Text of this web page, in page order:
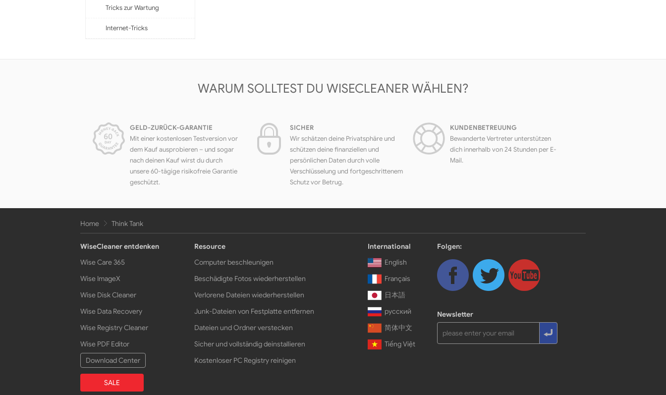
Tricks zur Wartung
Internet-Tricks
WARUM SOLLTEST DU WISECLEANER WÄHLEN?
GELD-ZURÜCK-GARANTIE
Mit einer kostenlosen Testversion vor
dem Kauf ausprobieren – und sogar
nach deinen Kauf wirst du durch
unsere 60-tägige risikofreie Garantie
geschützt.
SICHER
Wir schätzen deine Privatsphäre und
schützen deine finanziellen und
persönlichen Daten durch volle
Verschlüsselung und fortgeschrittenem
Schutz vor Betrug.
KUNDENBETREUUNG
Bewanderte Vertreter unterstützen
dich innerhalb von 24 Stunden per E-
Mail.
Home Think Tank
WiseCleaner entdenken
Wise Care 365
Wise ImageX
Wise Disk Cleaner
Wise Data Recovery
Wise Registry Cleaner
Wise PDF Editor
Download Center
SALE
Resource
Computer beschleunigen
Beschädigte Fotos wiederherstellen
Verlorene Dateien wiederherstellen
Junk-Dateien von Festplatte entfernen
Dateien und Ordner verstecken
Sicher und vollständig deinstallieren
Kostenloser PC Registry reinigen
International
English
Français
日本語
русский
简体中文
Tiếng Việt
Folgen:
Newsletter